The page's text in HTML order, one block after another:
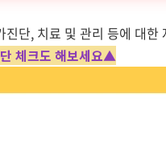
단, 치료 및 관리 등에 대한
체크도 해보세요▲